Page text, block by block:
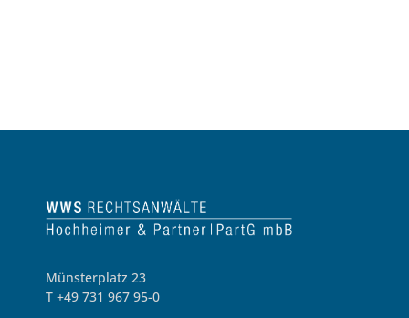
Münsterplatz 23
T +49 731 967 95-0